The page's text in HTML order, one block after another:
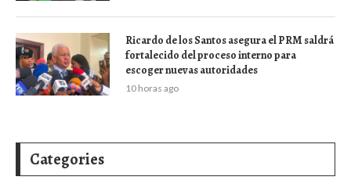
Ricardo de los Santos asegura el PRM saldrá
fortalecido del proceso interno para
escoger nuevas autoridades
10 horas ago
Categories